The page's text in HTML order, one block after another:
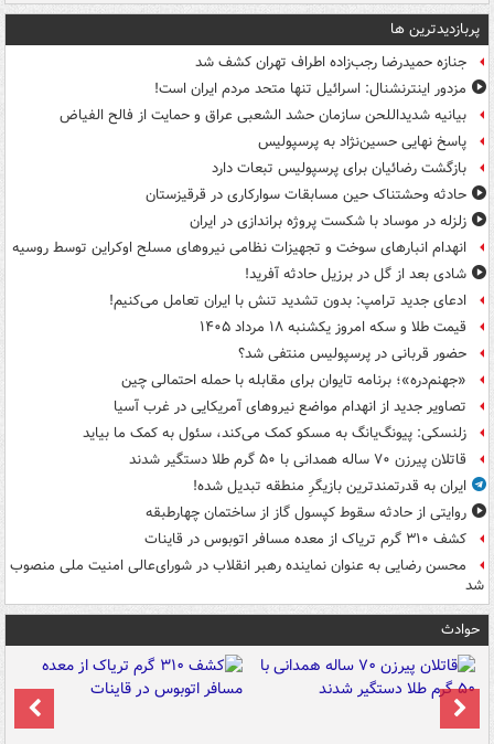
پربازدیدترین ها
جنازه حمیدرضا رجب‌زاده اطراف تهران کشف شد
مزدور اینترنشنال: اسرائیل تنها متحد مردم ایران است!
بیانیه شدیداللحن سازمان حشد الشعبی عراق و حمایت از فالح الفیاض
پاسخ نهایی حسین‌نژاد به پرسپولیس
بازگشت رضائیان برای پرسپولیس تبعات دارد
حادثه وحشتناک حین مسابقات سوارکاری در قرقیزستان
زلزله در موساد با شکست پروژه براندازی در ایران
انهدام انبارهای سوخت و تجهیزات نظامی نیروهای مسلح اوکراین توسط روسیه
شادی بعد از گل در برزیل حادثه آفرید!
ادعای جدید ترامپ: بدون تشدید تنش با ایران تعامل می‌کنیم!
قیمت طلا و سکه امروز یکشنبه ۱۸ مرداد ۱۴۰۵
حضور قربانی در پرسپولیس منتفی شد؟
«جهنم‌دره»؛ برنامه تایوان برای مقابله با حمله احتمالی چین
تصاویر جدید از انهدام مواضع نیروهای آمریکایی در غرب آسیا
زلنسکی: پیونگ‌یانگ به مسکو کمک می‌کند، سئول به کمک ما بیاید
قاتلان پیرزن ۷۰ ساله همدانی با ۵۰ گرم طلا دستگیر شدند
ایران به قدرتمندترین بازیگرِ منطقه تبدیل شده!
روایتی از حادثه سقوط کپسول گاز از ساختمان چهارطبقه
کشف ۳۱۰ گرم تریاک از معده مسافر اتوبوس در قاینات
محسن رضایی به عنوان نماینده رهبر انقلاب در شورای‌عالی امنیت ملی منصوب
شد
حوادث